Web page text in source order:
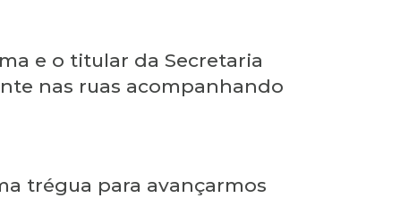
e o titular da Secretaria
nas ruas acompanhando
trégua para avançarmos